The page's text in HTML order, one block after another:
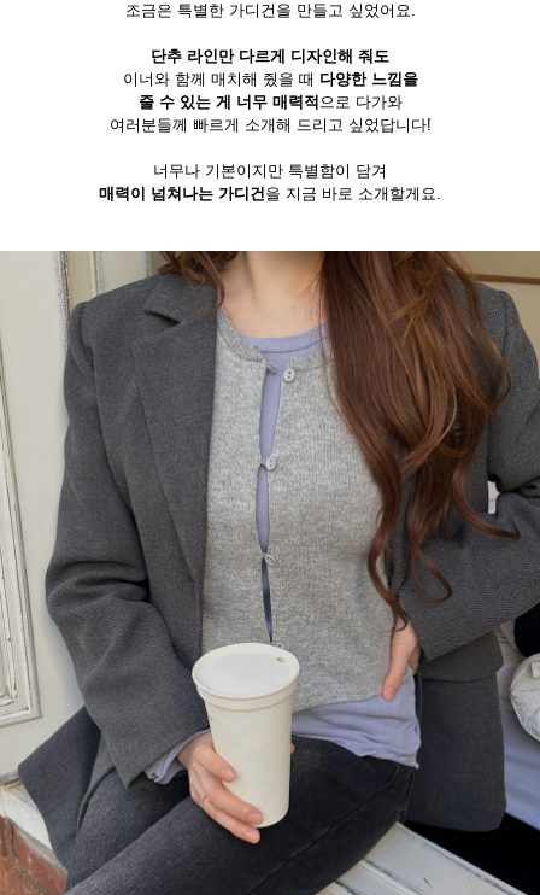
조금은 특별한 가디건을 만들고 싶었어요.
단추 라인만 다르게 디자인해 줘도
이너와 함께 매치해 줬을 때 다양한 느낌을
줄 수 있는 게 너무 매력적 으로 다가와
여러분들께 빠르게 소개해 드리고 싶었답니다!
너무나 기본이지만 특별함이 담겨
매력이 넘쳐나는 가디건을 지금 바로 소개할게요.